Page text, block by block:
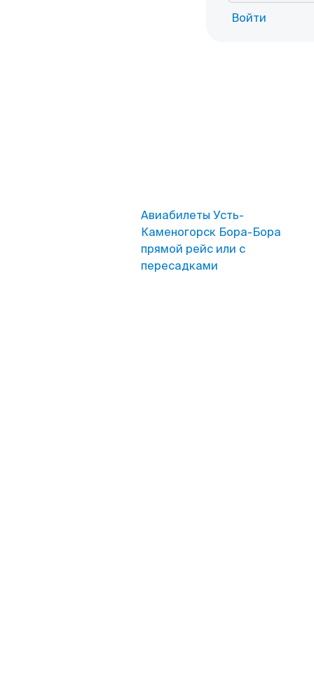
Войти
Авиабилеты Усть-
Каменогорск Бора-Бора
прямой рейс или с
пересадками